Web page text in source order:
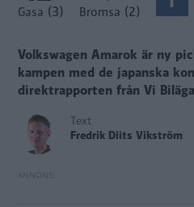
Gasa (3) Bromsa (2)
Volkswagen Amarok är ny
kampen med de japanska
direktrapporten från Vi
Text
Fredrik Diits Vikström